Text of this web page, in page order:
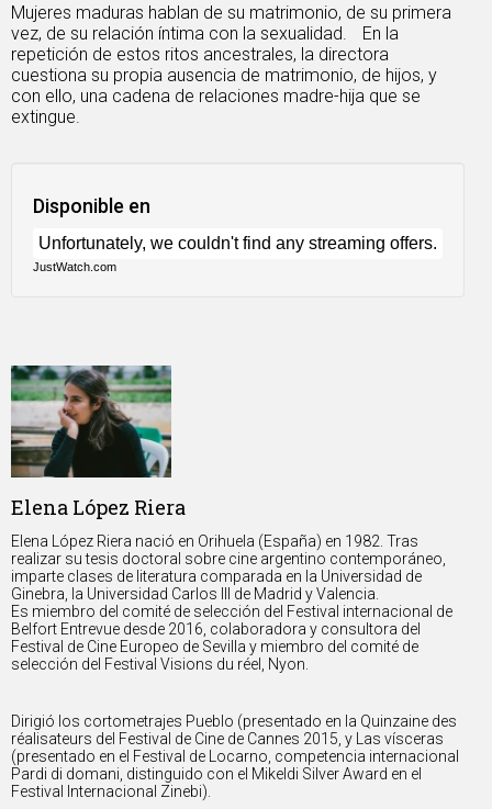
Mujeres maduras hablan de su matrimonio, de su primera
vez, de su relación íntima con la sexualidad. En la
repetición de estos ritos ancestrales, la directora
cuestiona su propia ausencia de matrimonio, de hijos, y
con ello, una cadena de relaciones madre-hija que se
extingue.
Disponible en
JustWatch.com
Elena López Riera
Elena López Riera nació en Orihuela (España) en 1982. Tras
realizar su tesis doctoral sobre cine argentino contemporáneo,
imparte clases de literatura comparada en la Universidad de
Ginebra, la Universidad Carlos III de Madrid y Valencia.
Es miembro del comité de selección del Festival internacional de
Belfort Entrevue desde 2016, colaboradora y consultora del
Festival de Cine Europeo de Sevilla y miembro del comité de
selección del Festival Visions du réel, Nyon.
Dirigió los cortometrajes Pueblo (presentado en la Quinzaine des
réalisateurs del Festival de Cine de Cannes 2015, y Las vísceras
(presentado en el Festival de Locarno, competencia internacional
Pardi di domani, distinguido con el Mikeldi Silver Award en el
Festival Internacional Zinebi).